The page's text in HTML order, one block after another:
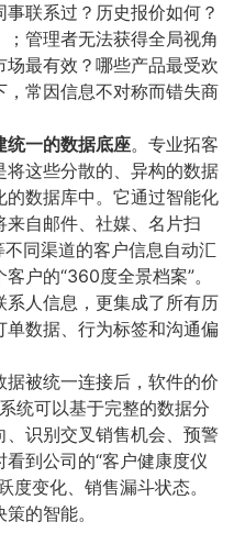
联系过？历史报价如何？
管理者无法获得全局视角
场最有效？哪些产品最受欢
常因信息不对称而错失商
统一的数据底座​。专业拓客
这些分散的、异构的数据
数据库中。它通过智能化
自邮件、社媒、名片扫
同渠道的客户信息自动汇
户的“360度全景档案”。
人信息，更集成了所有历
数据、行为标签和沟通偏
据被统一连接后，软件的价
统可以基于完整的数据分
识别交叉销售机会、预警
到公司的“客户健康度仪
度变化、销售漏斗状态。
的智能。